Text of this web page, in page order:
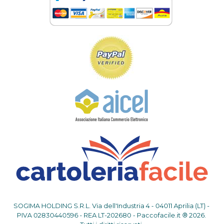
SOGIMA HOLDING S.R.L. Via dell'Industria 4 - 04011 Aprilia (LT) -
PIVA 02830440596 - REA LT-202680 - Paccofacile.it ® 2026.